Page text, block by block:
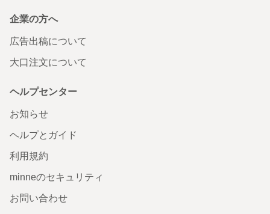
企業の方へ
広告出稿について
大口注文について
ヘルプセンター
お知らせ
ヘルプとガイド
利用規約
minneのセキュリティ
お問い合わせ